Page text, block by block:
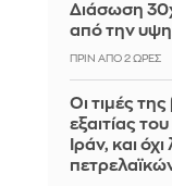
Διάσωση
από την
ΠΡΙΝ ΑΠΌ 2 ΏΡΕΣ
Οι τιμές
εξαιτίας
Ιράν, και